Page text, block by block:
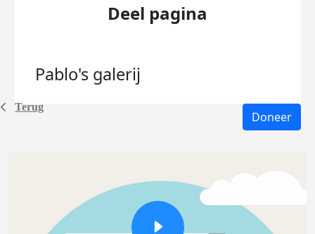
Terug
Deel pagina
Pablo's galerij
Doneer